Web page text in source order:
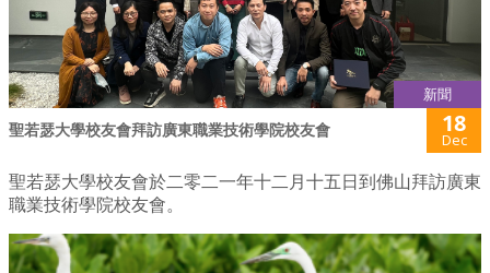
新聞
聖若瑟大學校友會拜訪廣東職業技術學院校友會 18
Dec
聖若瑟大學校友會於二零二一年十二月十五日到佛山拜訪廣東
職業技術學院校友會。